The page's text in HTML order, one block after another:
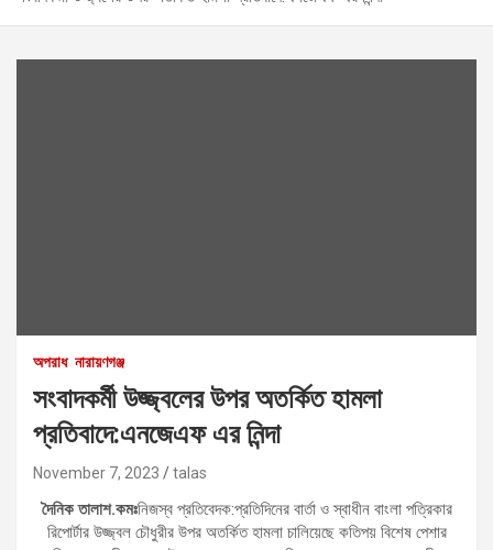
অপরাধ নারায়ণগঞ্জ
সংবাদকর্মী উজ্জ্বলের উপর অতর্কিত হামলা
প্রতিবাদে:এনজেএফ এর নিন্দা
November 7, 2023 talas
দৈনিক তালাশ.কমঃনিজস্ব প্রতিবেদক:প্রতিদিনের বার্তা ও স্বাধীন বাংলা পত্রিকার
রিপোর্টার উজ্জ্বল চৌধুরীর উপর অতর্কিত হামলা চালিয়েছে কতিপয় বিশেষ পেশার